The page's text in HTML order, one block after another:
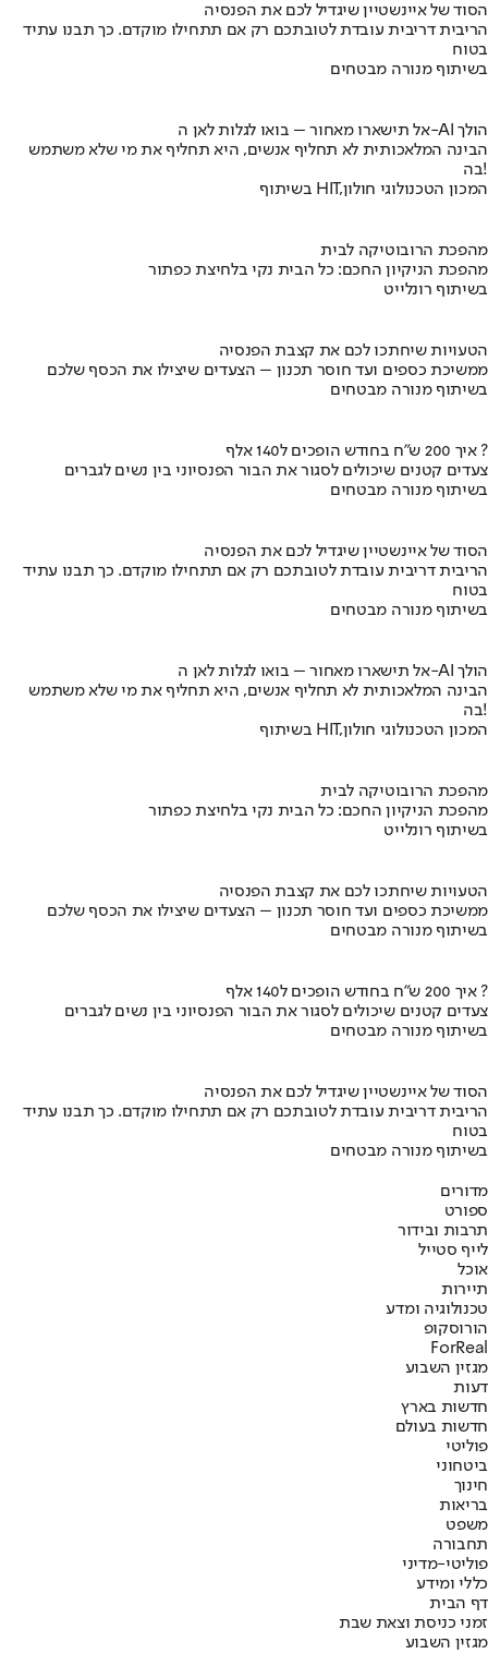
הסוד של איינשטיין שיגדיל לכם את הפנסיה
הריבית דריבית עובדת לטובתכם רק אם תתחילו מוקדם. כך תבנו עתיד
בטוח
בשיתוף מנורה מבטחים
אל תישארו מאחור – בואו לגלות לאן ה-AI הולך
הבינה המלאכותית לא תחליף אנשים, היא תחליף את מי שלא משתמש
בה!
בשיתוף HIT,המכון הטכנולוגי חולון
מהפכת הרובוטיקה לבית
מהפכת הניקיון החכם: כל הבית נקי בלחיצת כפתור
בשיתוף רונלייט
הטעויות שיחתכו לכם את קצבת הפנסיה
ממשיכת כספים ועד חוסר תכנון – הצעדים שיצילו את הכסף שלכם
בשיתוף מנורה מבטחים
איך 200 ש"ח בחודש הופכים ל140 אלף ?
צעדים קטנים שיכולים לסגור את הבור הפנסיוני בין נשים לגברים
בשיתוף מנורה מבטחים
הסוד של איינשטיין שיגדיל לכם את הפנסיה
הריבית דריבית עובדת לטובתכם רק אם תתחילו מוקדם. כך תבנו עתיד
בטוח
בשיתוף מנורה מבטחים
אל תישארו מאחור – בואו לגלות לאן ה-AI הולך
הבינה המלאכותית לא תחליף אנשים, היא תחליף את מי שלא משתמש
בה!
בשיתוף HIT,המכון הטכנולוגי חולון
מהפכת הרובוטיקה לבית
מהפכת הניקיון החכם: כל הבית נקי בלחיצת כפתור
בשיתוף רונלייט
הטעויות שיחתכו לכם את קצבת הפנסיה
ממשיכת כספים ועד חוסר תכנון – הצעדים שיצילו את הכסף שלכם
בשיתוף מנורה מבטחים
איך 200 ש"ח בחודש הופכים ל140 אלף ?
צעדים קטנים שיכולים לסגור את הבור הפנסיוני בין נשים לגברים
בשיתוף מנורה מבטחים
הסוד של איינשטיין שיגדיל לכם את הפנסיה
הריבית דריבית עובדת לטובתכם רק אם תתחילו מוקדם. כך תבנו עתיד
בטוח
בשיתוף מנורה מבטחים
מדורים
ספורט
תרבות ובידור
לייף סטייל
אוכל
תיירות
טכנולוגיה ומדע
הורוסקופ
ForReal
מגזין השבוע
דעות
חדשות בארץ
חדשות בעולם
פוליטי
ביטחוני
חינוך
בריאות
משפט
תחבורה
פוליטי-מדיני
כללי ומידע
דף הבית
זמני כניסת וצאת שבת
מגזין השבוע